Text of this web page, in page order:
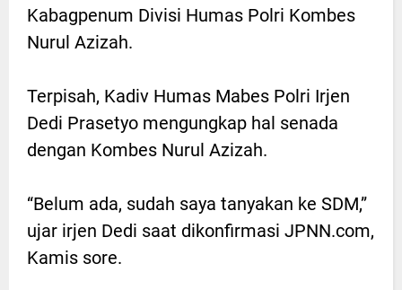
Kabagpenum Divisi Humas Polri Kombes
Nurul Azizah.
Terpisah, Kadiv Humas Mabes Polri Irjen
Dedi Prasetyo mengungkap hal senada
dengan Kombes Nurul Azizah.
“Belum ada, sudah saya tanyakan ke SDM,”
ujar irjen Dedi saat dikonfirmasi JPNN.com,
Kamis sore.